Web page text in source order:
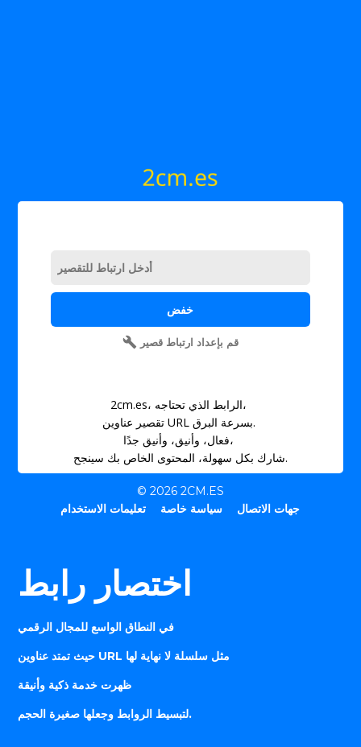
قم بإعداد ارتباط قصير
2cm.es، الرابط الذي تحتاجه،
تقصير عناوين URL بسرعة البرق.
فعال، وأنيق، وأنيق جدًا،
شارك بكل سهولة، المحتوى الخاص بك سينجح.
© 2026 2CM.ES
جهات الاتصال
سياسة خاصة تعليمات الاستخدام
اختصار رابط
في النطاق الواسع للمجال الرقمي
حيث تمتد عناوين URL مثل سلسلة لا نهاية لها
ظهرت خدمة ذكية وأنيقة
لتبسيط الروابط وجعلها صغيرة الحجم.